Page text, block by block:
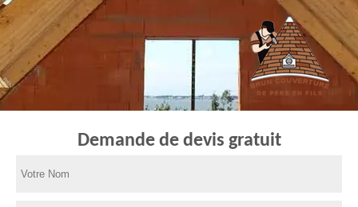
Demande de devis gratuit